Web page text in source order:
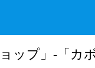
ップ」-「カ